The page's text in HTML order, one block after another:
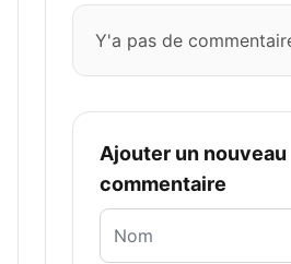
Y'a pas de
Ajouter un nouveau
commentaire